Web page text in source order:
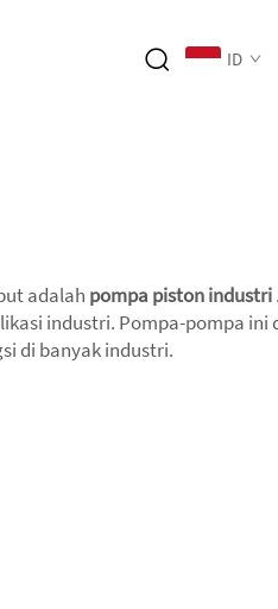
ID
adalah pompa piston industri
industri. Pompa-pompa ini
di banyak industri.